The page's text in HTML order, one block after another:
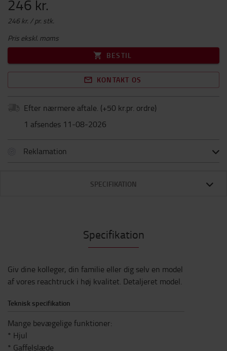
246 kr.
246 kr. / pr. stk.
Pris ekskl. moms
BESTIL
KONTAKT OS
Efter nærmere aftale. (+50 kr.pr. ordre)
1 afsendes 11-08-2026
Reklamation
SPECIFIKATION
Specifikation
Giv dine kolleger, din familie eller dig selv en model
af vores reachtruck i høj kvalitet. Detaljeret model.
Teknisk specifikation
Mange bevægelige funktioner:
* Hjul
* Gaffelslæde